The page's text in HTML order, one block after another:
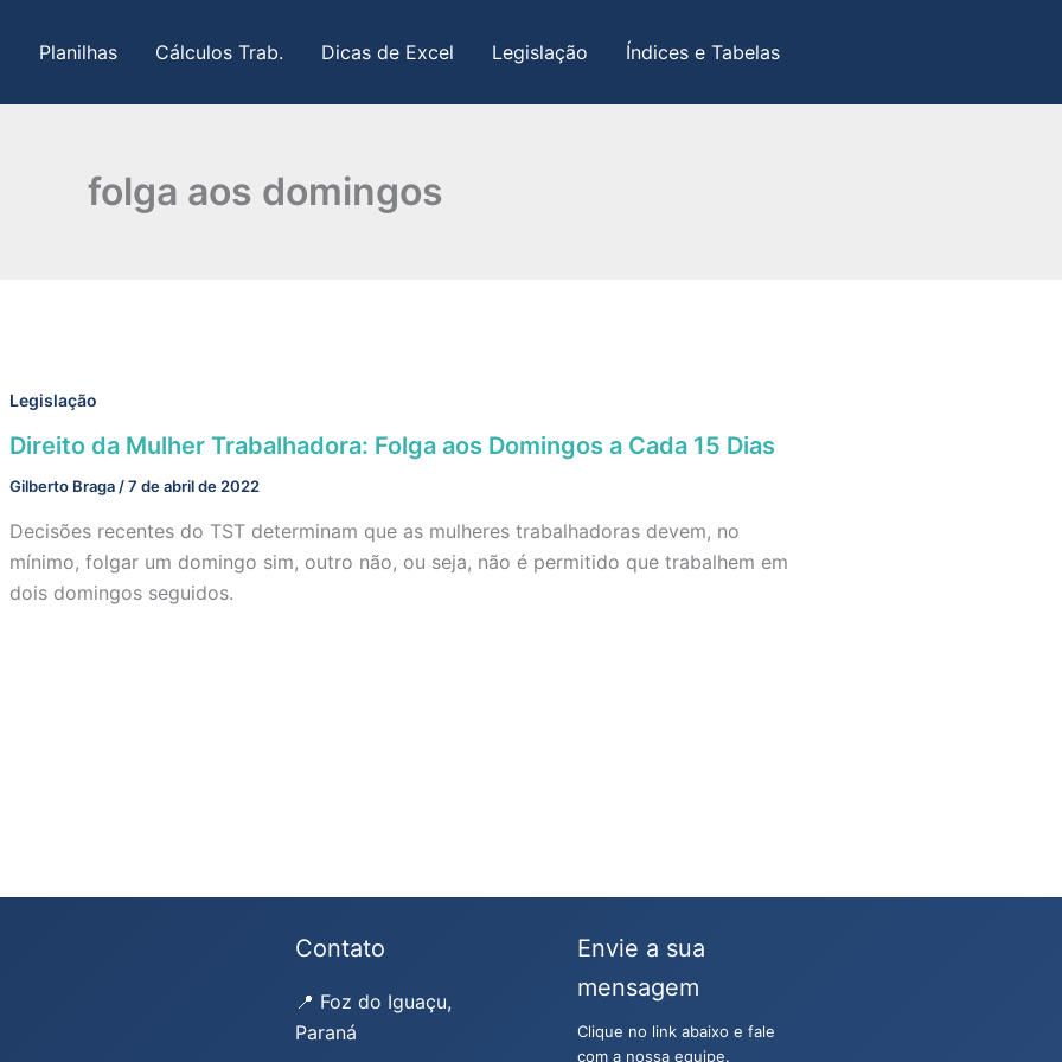
Planilhas Cálculos Trab. Dicas de Excel Legislação Índices e Tabelas
folga aos domingos
Legislação
Direito da Mulher Trabalhadora: Folga aos Domingos a Cada 15 Dias
Gilberto Braga /7 de abril de 2022
Decisões recentes do TST determinam que as mulheres trabalhadoras devem, no
mínimo, folgar um domingo sim, outro não, ou seja, não é permitido que trabalhem em
dois domingos seguidos.
Contato
📍 Foz do Iguaçu,
Paraná
Envie a sua
mensagem
Clique no link abaixo e fale
com a nossa equipe.